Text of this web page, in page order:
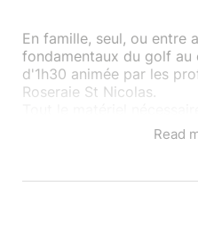
En famille, seul, ou entre
fondamentaux du golf
d'1h30 animée par les
Roseraie St Nicolas.
Read